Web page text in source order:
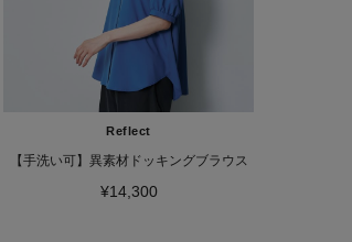
Reflect
【手洗い可】異素材ドッキングブラウス
¥14,300